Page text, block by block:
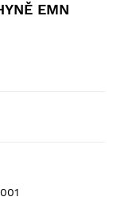
EMN